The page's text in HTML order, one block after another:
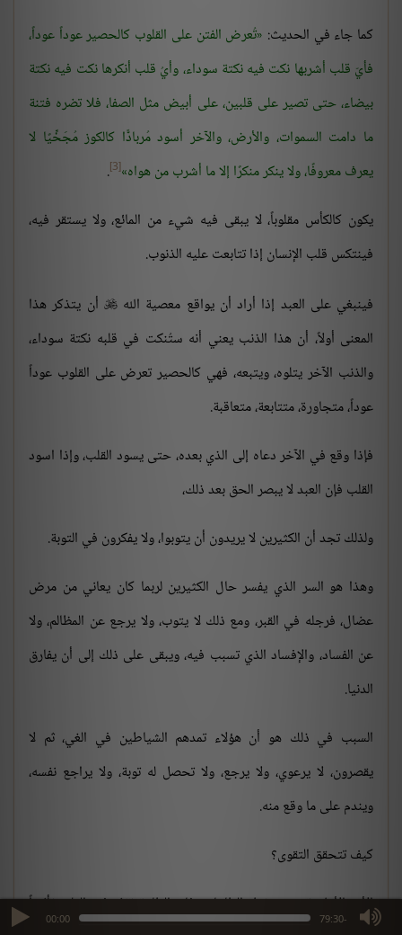
00:00 -79:30
max volume
كما جاء في الحديث: تُعرض الفتن على القلوب كالحصير عوداً عوداً،
فأيّ قلب أشربها نكت فيه نكتة سوداء، وأيُ قلب أنكرها نكت فيه نكتة
بيضاء، حتى تصير على قلبين، على أبيض مثل الصفا، فلا تضره فتنة
ما دامت السموات، والأرض، والآخر أسود مُربادًّا كالكوز مُجَخِّيًا لا
يعرف معروفًا، ولا ينكر منكرًا إلا ما أشرب من هواه [3]
.
يكون كالكأس مقلوباً، لا يبقى فيه شيء من المائع، ولا يستقر فيه،
فينتكس قلب الإنسان إذا تتابعت عليه الذنوب.
فينبغي على العبد إذا أراد أن يواقع معصية الله أن يتذكر هذا
المعنى أولاً، أن هذا الذنب يعني أنه ستُنكت في قلبه نكتة سوداء،
والذنب الآخر يتلوه، ويتبعه، فهي كالحصير تعرض على القلوب عوداً
عوداً، متجاورة، متتابعة، متعاقبة.
فإذا وقع في الآخر دعاه إلى الذي بعده، حتى يسود القلب، وإذا اسود
القلب فإن العبد لا يبصر الحق بعد ذلك،
ولذلك تجد أن الكثيرين لا يريدون أن يتوبوا، ولا يفكرون في التوبة.
وهذا هو السر الذي يفسر حال الكثيرين لربما كان يعاني من مرض
عضال، فرجله في القبر، ومع ذلك لا يتوب، ولا يرجع عن المظالم، ولا
عن الفساد، والإفساد الذي تسبب فيه، ويبقى على ذلك إلى أن يفارق
الدنيا.
السبب في ذلك هو أن هؤلاء تمدهم الشياطين في الغي، ثم لا
يقصرون، لا يرعوي، ولا يرجع، ولا تحصل له توبة، ولا يراجع نفسه،
ويندم على ما وقع منه.
كيف تتحقق التقوى؟
الأمر الأول: تتحقق بفعل الطاعات، فإن الطاعة تؤثر في القلب تأثيراً